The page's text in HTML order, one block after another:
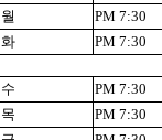
월
PM 7:30
화 PM 7:30
수
PM 7:30
목
PM 7:30